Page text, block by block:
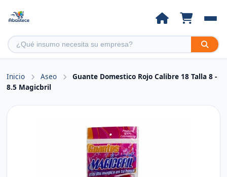
Inicio Aseo
Guante Domestico Rojo Calibre 18 Talla 8 -
8.5 Magicbril